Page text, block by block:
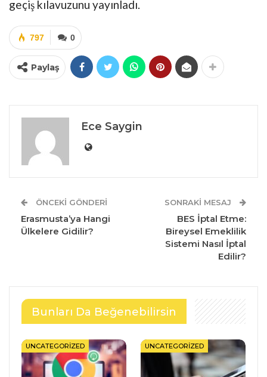
geçiş kılavuzunu yayınladı.
0
797
Paylaş
Ece Saygin
ÖNCEKI GÖNDERI
Erasmusta’ya Hangi
Ülkelere Gidilir?
SONRAKI MESAJ
BES İptal Etme:
Bireysel Emeklilik
Sistemi Nasıl İptal
Edilir?
Bunları Da Beğenebilirsin
UNCATEGORIZED UNCATEGORIZED